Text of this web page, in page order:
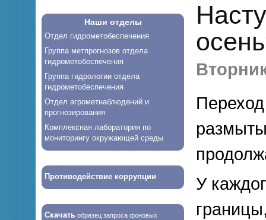
Наши отделы
Отдел гидрометобеспечения
Группа метпрогнозов отдела
гидрометобеспечения
Группа гидрологии отдела
гидрометобеспечения
Отдел агрометнаблюдений и
прогнозирования
Комплексная лаборатория по
мониторингу окружающей среды
Противодействие коррупции
Скачать образец запроса фоновых
У